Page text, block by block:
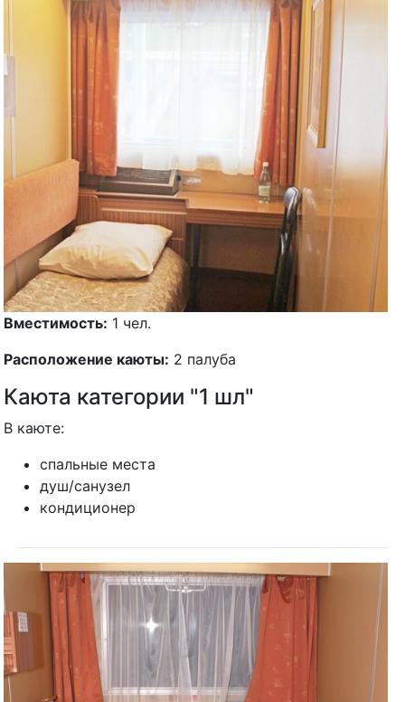
Вместимость: 1 чел.
Расположение каюты: 2 палуба
Каюта категории "1 шл"
В каюте:
спальные места
душ/санузел
кондиционер